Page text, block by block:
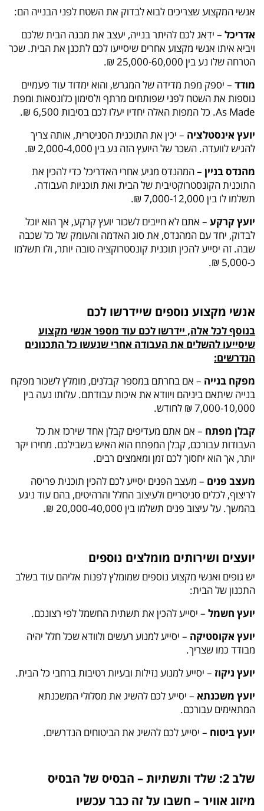
אנשי המקצוע שצריכים לבוא לבדוק את השטח לפני הבנייה הם:
אדריכל – ידאג לכם להיתר בנייה, יעצב את מבנה הבית שלכם
ויביא איתו אנשי מקצוע אחרים שיסייעו לכם לתכנן את הבית. שכר
הטרחה שלו נע בין 25,000-60,000 ₪.
מודד – יספק מפת מדידה של המגרש, והוא ימדוד עוד פעמיים
נוספות את השטח לפני שפותחים מרתף ולסימון כלונסאות ומפת
As Made. כל המפות האלה יחדיו יעלו לכם בסיבות 6,500 ₪.
יועץ אינסטלציה – יכין את התוכנית הסניטרית, אותה צריך
להגיש לוועדה. השכר של היועץ הזה נע בין 2,000-4,000 ₪.
מהנדס בניין – המהנדס מגיע אחרי האדריכל כדי להכין את
התוכנית הקונסטרוקטיבית של הבית ואת תוכניות העבודה.
תשלמו לו בין 7,000-12,000 ₪.
יועץ קרקע – אתם לא חייבים לשכור יועץ קרקע, אך הוא יוכל
לבדוק, יחד עם המהנדס, את סוג האדמה והעומק של כל שכבה
שבה. זה יסייע להכין תוכנית קונסטרוקציה טובה יותר, ולו תשלמו
כ-5,000 ₪.
אנשי מקצוע נוספים שיידרשו לכם
בנוסף לכל אלה, יידרשו לכם עוד מספר אנשי מקצוע
שיסייעו להשלים את העבודה אחרי שנעשו כל התכנונים
הנדרשים:
מפקח בנייה – אם בחרתם במספר קבלנים, מומלץ לשכור מפקח
בנייה שיתאם ביניהם ויוודא את איכות עבודתם. עלותו נעה בין
7,000-10,000 ₪ לחודש.
קבלן מפתח – אם אתם מעדיפים קבלן אחד שירכז את כל
העבודות עבורכם, קבלן המפתח הוא האיש בשבילכם. מחירו יקר
יותר, אך הוא יחסוך לכם זמן ומאמצים רבים.
מעצב פנים – מעצב הפנים יסייע לכם להכין תוכנית פריסה
לריצוף, לכלים סניטריים ולעיצוב החלל והרהיטים, בהם עוד ניגע
בהמשך. על עיצוב פנים תשלמו בין 20,000-40,000 ₪.
יועצים ושירותים מומלצים נוספים
יש גופים ואנשי מקצוע נוספים שמומלץ לפנות אליהם עוד בשלב
התכנון של הבית:
יועץ חשמל – יסייע להכין את תשתית החשמל לפי רצונכם.
יועץ אקוסטיקה – יסייע למנוע רעשים ולוודא שכל חלל יהיה
מבודד כמו שצריך.
יועץ ניקוז – יסייע למנוע נזילות ובעיות רטיבות ברחבי כל הבית.
יועץ משכנתא – יסייע לכם להשיג את מסלולי המשכנתא
המתאימים עבורכם.
יועץ ביטוח – יסייע לכם להשיג את הביטוחים הנדרשים.
שלב 2: שלד ותשתיות – הבסיס של הבסיס
מיזוג אוויר – חשבו על זה כבר עכשיו